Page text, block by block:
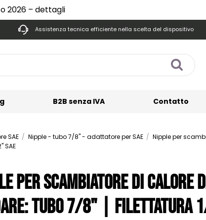
2026 – dettagli
Assistenza tecnica efficiente nella scelta del dispositivo
B2B senza IVA Contatto
SAE Nipple - tubo 7/8" - adattatore per SAE
Nipple per
SAE
per scambiatore di calore
Tubo 7/8" | Filettatura